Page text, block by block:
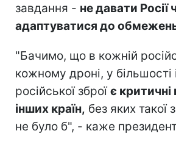
завдання - не давати Росії
адаптуватися до
"Бачимо, що в кожній
кожному дроні, у більшості
російської зброїє
інших країн, без яких такої
не було б", - каже